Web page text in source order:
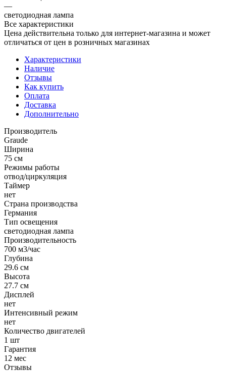
—
светодиодная лампа
Все характеристики
Цена действительна только для интернет-магазина и может
отличаться от цен в розничных магазинах
Характеристики
Наличие
Отзывы
Как купить
Оплата
Доставка
Дополнительно
Производитель
Graude
Ширина
75 см
Режимы работы
отвод/циркуляция
Таймер
нет
Страна производства
Германия
Тип освещения
светодиодная лампа
Производительность
700 м3/час
Глубина
29.6 см
Высота
27.7 см
Дисплей
нет
Интенсивный режим
нет
Количество двигателей
1 шт
Гарантия
12 мес
Отзывы